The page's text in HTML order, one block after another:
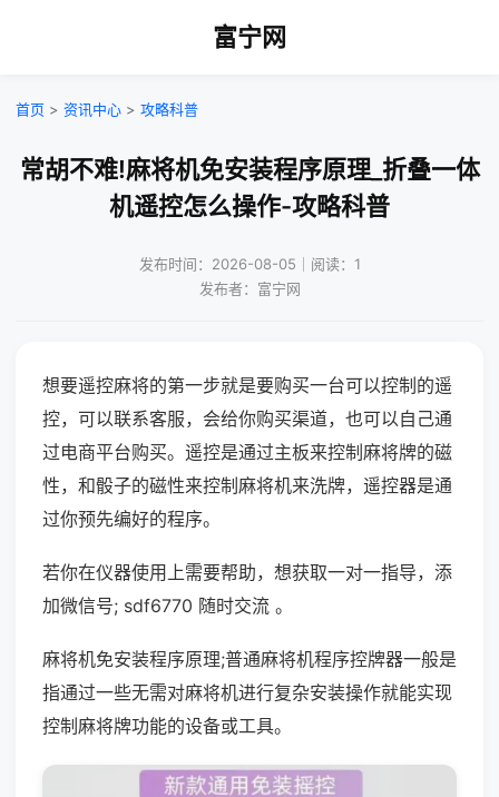
富宁网
首页 > 资讯中心 > 攻略科普
常胡不难!麻将机免安装程序原理_折叠一体
机遥控怎么操作-攻略科普
发布时间：2026-08-05｜阅读：1
发布者：富宁网
想要遥控麻将的第一步就是要购买一台可以控制的遥
控，可以联系客服，会给你购买渠道，也可以自己通
过电商平台购买。遥控是通过主板来控制麻将牌的磁
性，和骰子的磁性来控制麻将机来洗牌，遥控器是通
过你预先编好的程序。
若你在仪器使用上需要帮助，想获取一对一指导，添
加微信号; sdf6770 随时交流 。
麻将机免安装程序原理;普通麻将机程序控牌器一般是
指通过一些无需对麻将机进行复杂安装操作就能实现
控制麻将牌功能的设备或工具。